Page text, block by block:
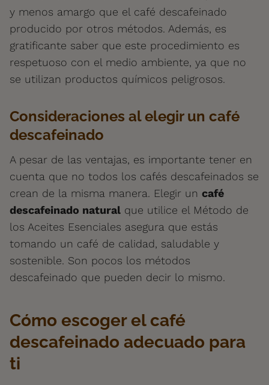
y menos amargo que el café descafeinado
producido por otros métodos. Además, es
gratificante saber que este procedimiento es
respetuoso con el medio ambiente, ya que no
se utilizan productos químicos peligrosos.
Consideraciones al elegir un café
descafeinado
A pesar de las ventajas, es importante tener en
cuenta que no todos los cafés descafeinados se
crean de la misma manera. Elegir un café
descafeinado natural que utilice el Método de
los Aceites Esenciales asegura que estás
tomando un café de calidad, saludable y
sostenible. Son pocos los métodos
descafeinado que pueden decir lo mismo.
Cómo escoger el café
descafeinado adecuado para
ti